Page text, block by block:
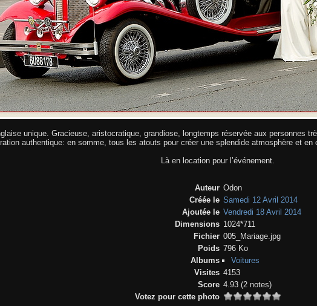
unique. Gracieuse, aristocratique, grandiose, longtemps réservée aux personnes
authentique: en somme, tous les atouts pour créer une splendide atmosphère et en
Là en location pour l’événement.
Auteur Odon
Créée le Samedi 12 Avril 2014
Ajoutée le Vendredi 18 Avril 2014
Dimensions 1024*711
Fichier 005_Mariage.jpg
Poids 796 Ko
Albums
Voitures
Visites 4153
Score 4.93 (2 notes)
Votez pour cette photo